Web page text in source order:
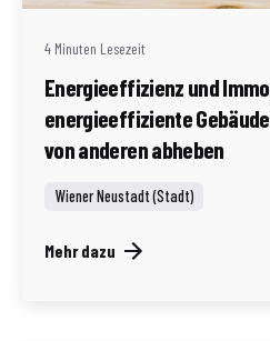
4 Minuten Lesezeit
Energieeffizienz und
energieeffiziente
von anderen abheben
Wiener Neustadt (Stadt)
Mehr dazu